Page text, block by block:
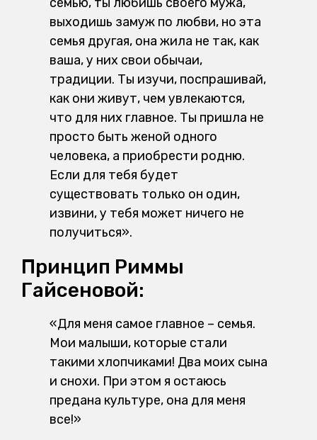
выходишь замуж по любви, но эта
семья другая, она жила не так, как
ваша, у них свои обычаи,
традиции. Ты изучи, поспрашивай,
как они живут, чем увлекаются,
что для них главное. Ты пришла не
просто быть женой одного
человека, а приобрести родню.
Если для тебя будет
существовать только он один,
извини, у тебя может ничего не
получиться».
Принцип Риммы
Гайсеновой:
«Для меня самое главное – семья.
Мои малыши, которые стали
такими хлопчиками! Два моих сына
и снохи. При этом я остаюсь
предана культуре, она для меня
все!»